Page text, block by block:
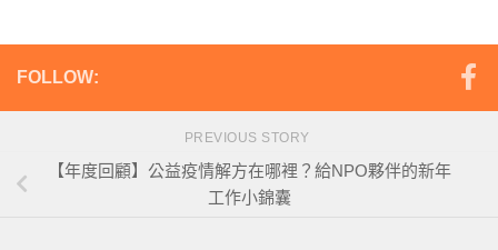
FOLLOW:
PREVIOUS STORY
【年度回顧】公益疫情解方在哪裡？給NPO夥伴的新年
工作小錦囊